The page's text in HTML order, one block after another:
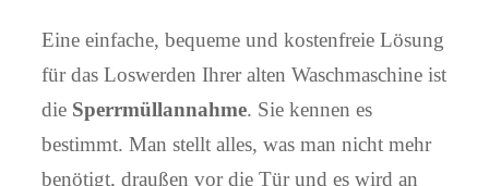
Eine einfache, bequeme und kostenfreie Lösung
für das Loswerden Ihrer alten Waschmaschine ist
die Sperrmüllannahme. Sie kennen es
bestimmt. Man stellt alles, was man nicht mehr
benötigt, draußen vor die Tür und es wird an